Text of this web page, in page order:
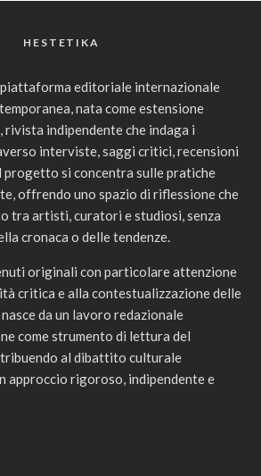
HESTETIKA
piattaforma editoriale internazionale
nata come estensione
, rivista indipendente che indaga i
interviste, saggi critici, recensioni
progetto si concentra sulle pratiche
offrendo uno spazio di riflessione che
tra artisti, curatori e studiosi, senza
cronaca o delle tendenze.
originali con particolare attenzione
critica e alla contestualizzazione delle
da un lavoro redazionale
come strumento di lettura del
al dibattito culturale
approccio rigoroso, indipendente e